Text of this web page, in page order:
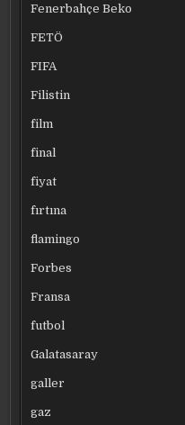
Fenerbahçe Beko
FETÖ
FIFA
Filistin
film
final
fiyat
fırtına
flamingo
Forbes
Fransa
futbol
Galatasaray
galler
gaz